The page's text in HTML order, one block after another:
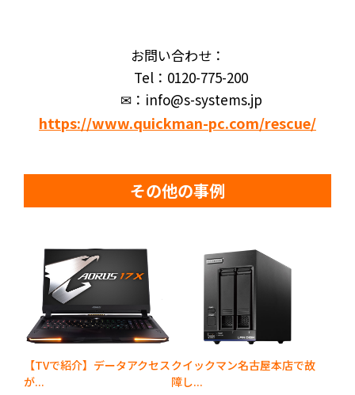
お問い合わせ：
Tel：0120-775-200
✉：info@s-systems.jp
https://www.quickman-pc.com/rescue/
その他の事例
【TVで紹介】データアクセス
が...
クイックマン名古屋本店で故
障し...